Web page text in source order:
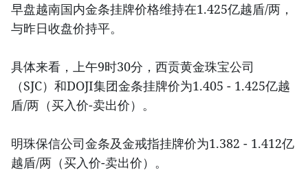
早盘越南国内金条挂牌价格维持在1.425亿越盾/两，
与昨日收盘价持平。
具体来看，上午9时30分，西贡黄金珠宝公司
（SJC）和DOJI集团金条挂牌价为1.405 - 1.425亿越
盾/两（买入价-卖出价）。
明珠保信公司金条及金戒指挂牌价为1.382 - 1.412亿
越盾/两（买入价-卖出价）。